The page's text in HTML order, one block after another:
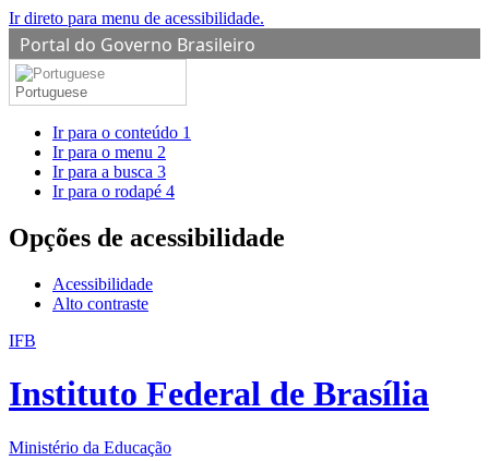
Ir direto para menu de acessibilidade.
Portal do Governo Brasileiro
Portuguese
Ir para o conteúdo 1
Ir para o menu 2
Ir para a busca 3
Ir para o rodapé 4
Opções de acessibilidade
Acessibilidade
Alto contraste
IFB
Instituto Federal de Brasília
Ministério da Educação